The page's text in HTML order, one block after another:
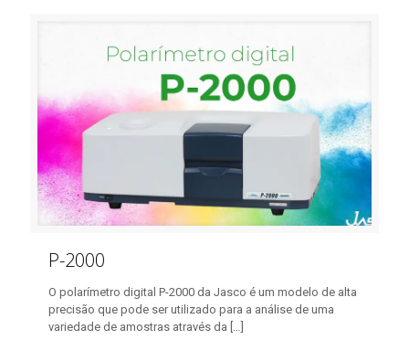
P-2000
O polarímetro digital P-2000 da Jasco é um modelo de alta
precisão que pode ser utilizado para a análise de uma
variedade de amostras através da […]